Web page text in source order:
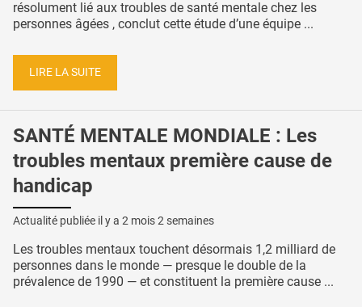
résolument lié aux troubles de santé mentale chez les
personnes âgées , conclut cette étude d’une équipe ...
LIRE LA SUITE
SANTÉ MENTALE MONDIALE : Les
troubles mentaux première cause de
handicap
Actualité publiée il y a 2 mois 2 semaines
Les troubles mentaux touchent désormais 1,2 milliard de
personnes dans le monde — presque le double de la
prévalence de 1990 — et constituent la première cause ...